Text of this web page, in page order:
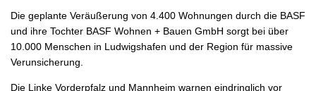
Die geplante Veräußerung von 4.400 Wohnungen durch die BASF
und ihre Tochter BASF Wohnen + Bauen GmbH sorgt bei über
10.000 Menschen in Ludwigshafen und der Region für massive
Verunsicherung.
Die Linke Vorderpfalz und Mannheim warnen eindringlich vor